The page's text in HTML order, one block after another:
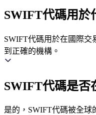
SWIFT代碼用於
SWIFT代碼用於在國際
到正確的機構。
SWIFT代碼是否
是的，SWIFT代碼被全